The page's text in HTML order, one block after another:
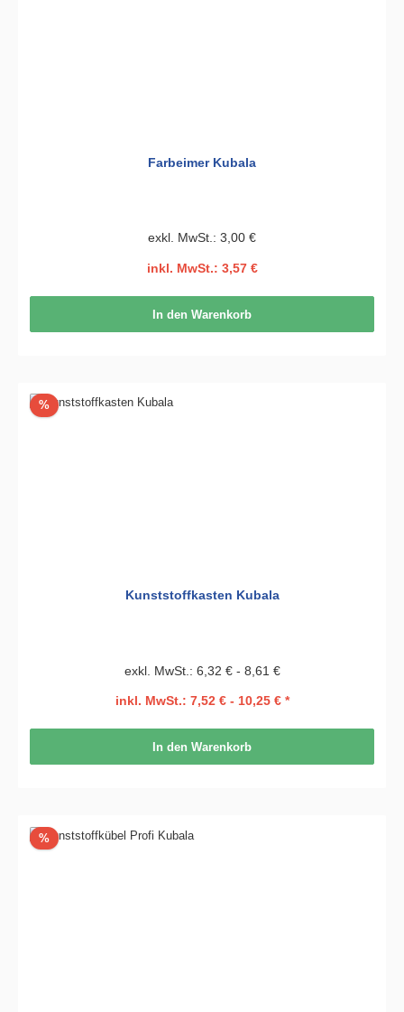
Farbeimer Kubala
exkl. MwSt.: 3,00 €
inkl. MwSt.: 3,57 €
In den Warenkorb
%Rabatt
Kunststoffkasten Kubala
exkl. MwSt.: 6,32 € - 8,61 €
inkl. MwSt.: 7,52 € - 10,25 € *
In den Warenkorb
%Rabatt